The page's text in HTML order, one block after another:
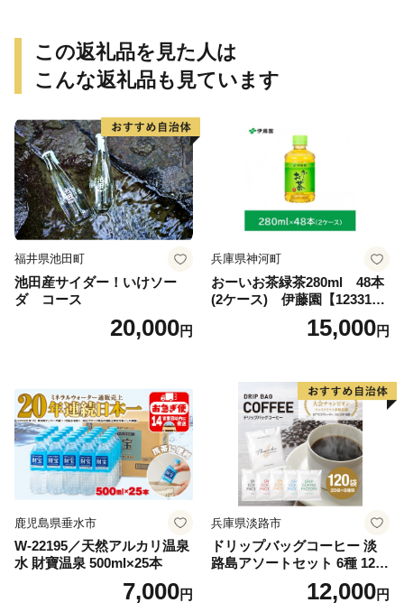
この返礼品を見た人は
こんな返礼品も見ています
福井県池田町
池田産サイダー！いけソー
ダ コース
20,000円
兵庫県神河町
おーいお茶緑茶280ml 48本
(2ケース) 伊藤園【123317
15,000円
鹿児島県垂水市
W-22195／天然アルカリ温泉
水 財寶温泉 500ml×25本
7,000円
兵庫県淡路市
ドリップバッグコーヒー 淡
路島アソートセット 6種 120
袋 飲み比べ コーヒー
12,000円